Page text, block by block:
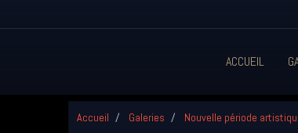
ACCUEIL
Accueil Galeries Nouvelle période